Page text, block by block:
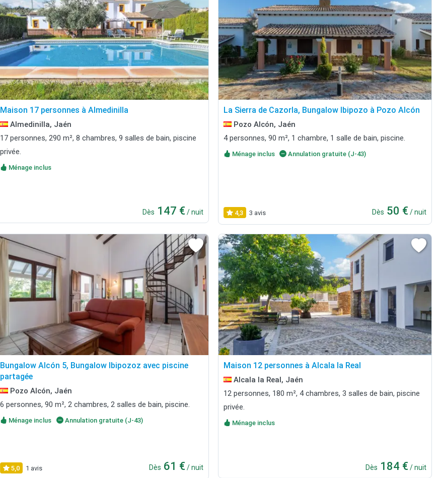
Maison 17 personnes à Almedinilla
Almedinilla, Jaén
17 personnes, 290 m², 8 chambres, 9 salles de bain, piscine
privée.
Ménage inclus
Dès 147 € / nuit
La Sierra de Cazorla, Bungalow Ibipozo à Pozo Alcón
Pozo Alcón, Jaén
4 personnes, 90 m², 1 chambre, 1 salle de bain, piscine.
Ménage inclus Annulation gratuite (J-43)
4,3 3 avis Dès 50 € / nuit
Bungalow Alcón 5, Bungalow Ibipozoz avec piscine
partagée
Pozo Alcón, Jaén
6 personnes, 90 m², 2 chambres, 2 salles de bain, piscine.
Ménage inclus Annulation gratuite (J-43)
5,0 1 avis Dès 61 € / nuit
Maison 12 personnes à Alcala la Real
Alcala la Real, Jaén
12 personnes, 180 m², 4 chambres, 3 salles de bain, piscine
privée.
Ménage inclus
Dès 184 € / nuit